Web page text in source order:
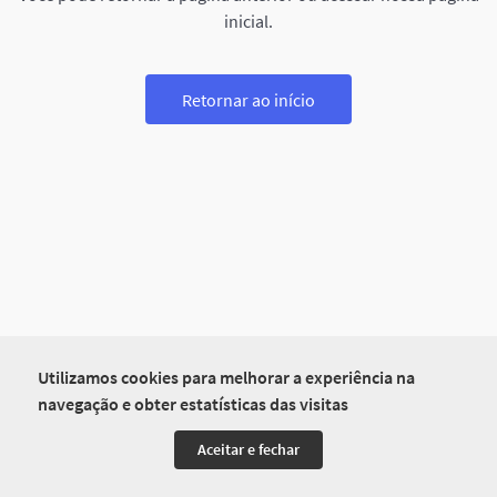
Utilizamos cookies para melhorar a experiência na
navegação e obter estatísticas das visitas
Aceitar e fechar
inicial.
Retornar ao início